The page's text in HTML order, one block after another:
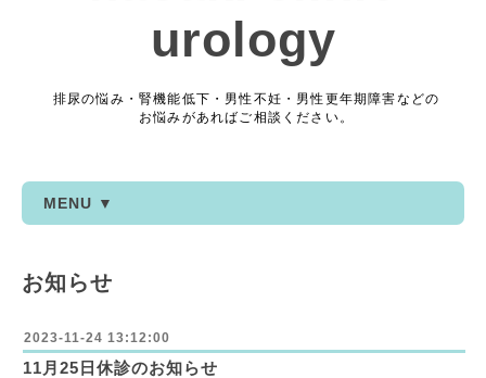
urology
排尿の悩み・腎機能低下・男性不妊・男性更年期障害などの
お悩みがあればご相談ください。
MENU ▼
お知らせ
2023-11-24 13:12:00
11月25日休診のお知らせ